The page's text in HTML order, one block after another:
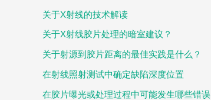
关于X射线的技术解读
关于X射线胶片处理的暗室建议？
关于射源到胶片距离的最佳实践是什么？
在射线照射测试中确定缺陷深度位置
在胶片曝光或处理过程中可能发生哪些错误